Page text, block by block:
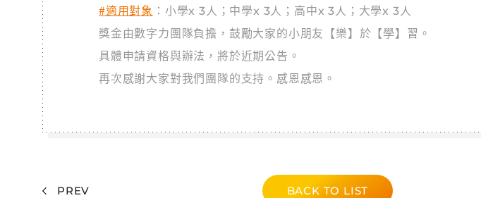
#適用對象 ：小學x 3人；中學x 3人；高中x 3人；大學x 3人
獎金由數字力團隊負擔，鼓勵大家的小朋友【樂】於【學】習。
具體申請資格與辦法，將於近期公告。
再次感謝大家對我們團隊的支持。感恩感恩。
PREV BACK TO LIST